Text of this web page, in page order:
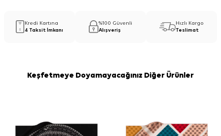
Kredi Kartına
4 Taksit İmkanı
%100 Güvenli
Alışveriş
Hızlı Kargo
Teslimat
Keşfetmeye Doyamayacağınız Diğer Ürünler